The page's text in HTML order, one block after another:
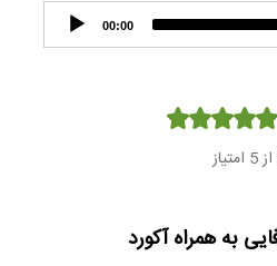
00:00
از 5 امتیاز
به همراه آکورد